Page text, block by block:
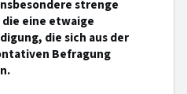
strenge
eine etwaige
die sich aus der
Befragung